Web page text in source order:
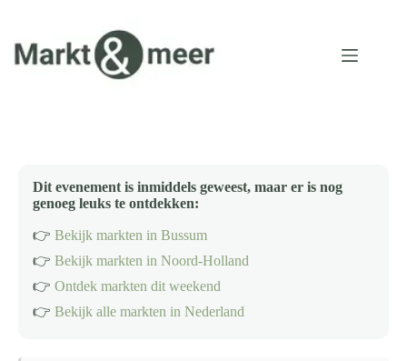
inhoud
Dit evenement is inmiddels geweest, maar er is nog
genoeg leuks te ontdekken:
👉 Bekijk markten in Bussum
👉 Bekijk markten in Noord-Holland
👉 Ontdek markten dit weekend
👉 Bekijk alle markten in Nederland